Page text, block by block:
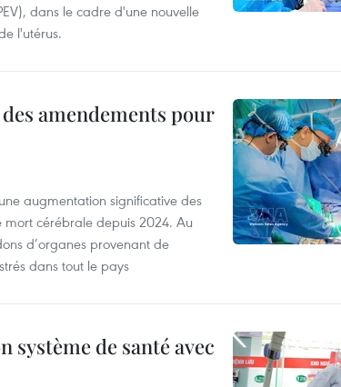
dans le cadre d'une nouvelle
l'utérus.
amendements pour
augmentation significative des
cérébrale depuis 2024. Au
d’organes provenant de
dans tout le pays
de santé avec